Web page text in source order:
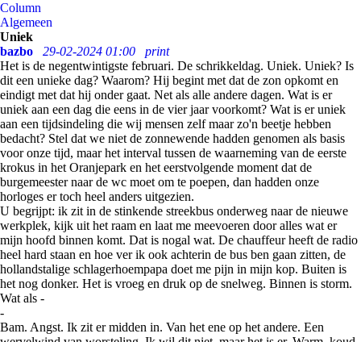
Column
Algemeen
Uniek
bazbo
29-02-2024 01:00
print
Het is de negentwintigste februari. De schrikkeldag. Uniek. Uniek? Is
dit een unieke dag? Waarom? Hij begint met dat de zon opkomt en
eindigt met dat hij onder gaat. Net als alle andere dagen. Wat is er
uniek aan een dag die eens in de vier jaar voorkomt? Wat is er uniek
aan een tijdsindeling die wij mensen zelf maar zo'n beetje hebben
bedacht? Stel dat we niet de zonnewende hadden genomen als basis
voor onze tijd, maar het interval tussen de waarneming van de eerste
krokus in het Oranjepark en het eerstvolgende moment dat de
burgemeester naar de wc moet om te poepen, dan hadden onze
horloges er toch heel anders uitgezien.
U begrijpt: ik zit in de stinkende streekbus onderweg naar de nieuwe
werkplek, kijk uit het raam en laat me meevoeren door alles wat er
mijn hoofd binnen komt. Dat is nogal wat. De chauffeur heeft de radio
heel hard staan en hoe ver ik ook achterin de bus ben gaan zitten, de
hollandstalige schlagerhoempapa doet me pijn in mijn kop. Buiten is
het nog donker. Het is vroeg en druk op de snelweg. Binnen is storm.
Wat als -
-
Bam. Angst. Ik zit er midden in. Van het ene op het andere. Een